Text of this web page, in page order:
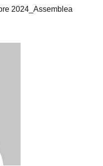
2024_Assemblea